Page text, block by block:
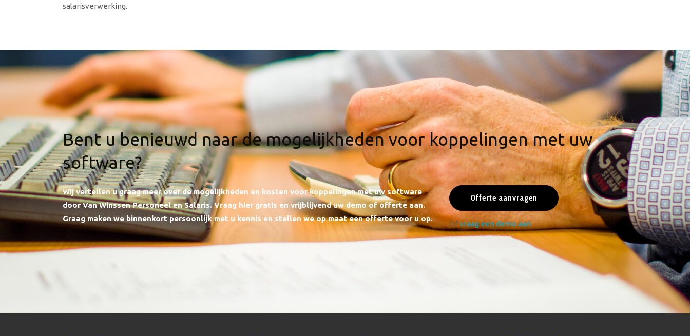
salarisverwerking.
Bent u benieuwd naar de mogelijkheden voor koppelingen met uw
software?
Wij vertellen u graag meer over de mogelijkheden en kosten voor koppelingen met uw software
door Van Winssen Personeel en Salaris.Vraag hier gratis en vrijblijvend uw demo of offerte aan.
Graag maken we binnenkort persoonlijk met u kennis en stellen we op maat een offerte voor u op.
Offerte aanvragen
Ofvraag een demo aan